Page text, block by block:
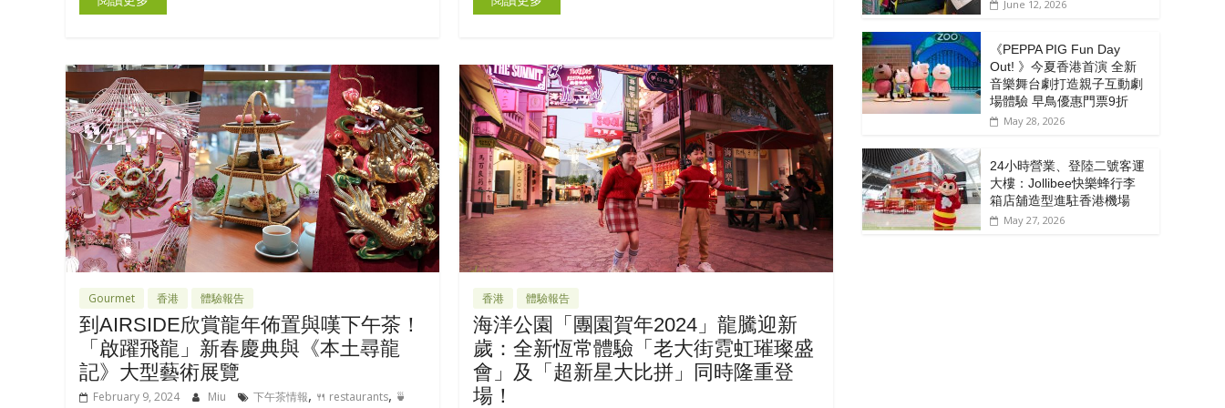
Gourmet 香港 體驗報告
到AIRSIDE欣賞龍年佈置與嘆下午茶！
「啟躍飛龍」新春慶典與《本土尋龍
記》大型藝術展覽
February 9, 2024 Miu 下午茶情報, 🍴 restaurants, 🍵
香港 體驗報告
海洋公園「團園賀年2024」龍騰迎新
歲：全新恆常體驗「老大街霓虹璀璨盛
會」及「超新星大比拼」同時隆重登
場！
June 12, 2026
《PEPPA PIG Fun Day
Out! 》今夏香港首演 全新
音樂舞台劇打造親子互動劇
場體驗 早鳥優惠門票9折
May 28, 2026
24小時營業、登陸二號客運
大樓：Jollibee快樂蜂行李
箱店舖造型進駐香港機場
May 27, 2026